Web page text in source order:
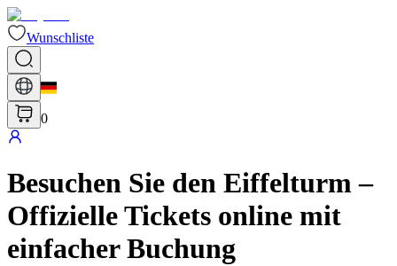
Wunschliste
0
Besuchen Sie den Eiffelturm –
Offizielle Tickets online mit
einfacher Buchung